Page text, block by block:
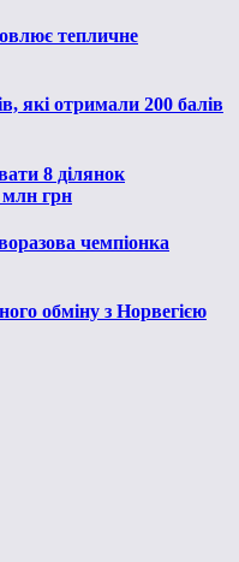
тепличне
які отримали 200 балів
8 ділянок
млн грн
чемпіонка
обміну з Норвегією